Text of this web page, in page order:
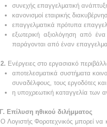
συνεχής επαγγελματική
κανονισμοί εταιρικής
επαγγελματικά πρότυπα
εξωτερική αξιολόγηση από
παράγονται από έναν
2. Ενέργειες στο εργασιακό
αποτελεσματικά συστήματα
συναδέλφους, τους εργοδότες
η υποχρεωτική καταγγελία των
Γ. Επίλυση ηθικού διλήμματος
Ο Λογιστής Φοροτεχνικός μπορεί να